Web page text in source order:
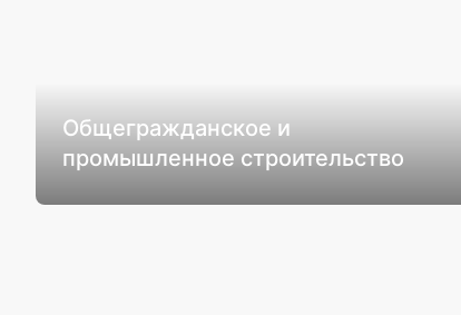
Общегражданское и
промышленное строительство